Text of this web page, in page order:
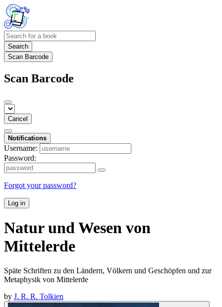
Search
Scan Barcode
Scan Barcode
Cancel
Notifications
Username:
Password:
Forgot your password?
Log in
Natur und Wesen von
Mittelerde
Späte Schriften zu den Ländern, Völkern und Geschöpfen und zur
Metaphysik von Mittelerde
by J. R. R. Tolkien